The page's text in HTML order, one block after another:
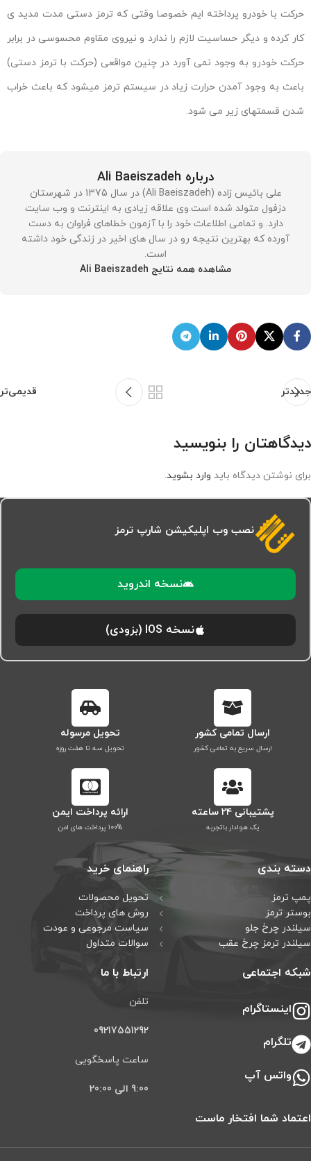
حرکت با خودرو پرداخته ایم خصوصا وقتی که ترمز دستی مدت مدید ی
کار کرده و دیگر حساسیت لازم را ندارد و نیروی مقاوم محسوسی در برابر
حرکت خودرو به وجود نمی آورد در چنین مواقعی (حرکت با ترمز دستی)
باعث به وجود آمدن حرارت زیاد در سیستم ترمز میشود که باعث خراب
شدن قسمتهای زیر می شود.
درباره Ali Baeiszadeh
علی بائیس زاده (Ali Baeiszadeh) در سال 1375 در شهرستان
دزفول متولد شده است.وی علاقه زیادی به اینترنت و وب سایت
دارد. و تمامی اطلاعات خود را با آزمون خطاهای فراوان به دست
آورده که بهترین نتیجه رو در سال های اخیر در زندگی خود داشته
است.
مشاهده همه نتایج Ali Baeiszadeh
جدیدتر قدیمی‌تر
دیدگاهتان را بنویسید
برای نوشتن دیدگاه باید وارد بشوید.
نصب وب اپلیکیشن شارپ ترمز
نسخه اندروید
نسخه IOS (بزودی)
ارسال تمامی کشور
ارسال سریع به تمامی کشور
تحویل مرسوله
تحویل سه تا هفت روزه
پشتیبانی ۲۴ ساعته
یک هوادار باتجربه
ارائه پرداخت ایمن
۱۰۰% پرداخت های امن
دسته بندی
پمپ ترمز
بوستر ترمز
سیلندر چرخ جلو
سیلندر ترمز چرخ عقب
راهنمای خرید
تحویل محصولات
روش های پرداخت
سیاست مرجوعی و عودت
سوالات متداول
شبکه اجتماعی
اینستاگرام
تلگرام
واتس آپ
ارتباط با ما
تلفن
09217551292
ساعت پاسخگویی
9:00 الی 20:00
اعتماد شما افتخار ماست